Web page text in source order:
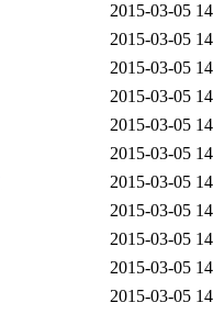
2015-03-05
2015-03-05
2015-03-05
2015-03-05
2015-03-05
2015-03-05
2015-03-05
2015-03-05
2015-03-05
2015-03-05
2015-03-05